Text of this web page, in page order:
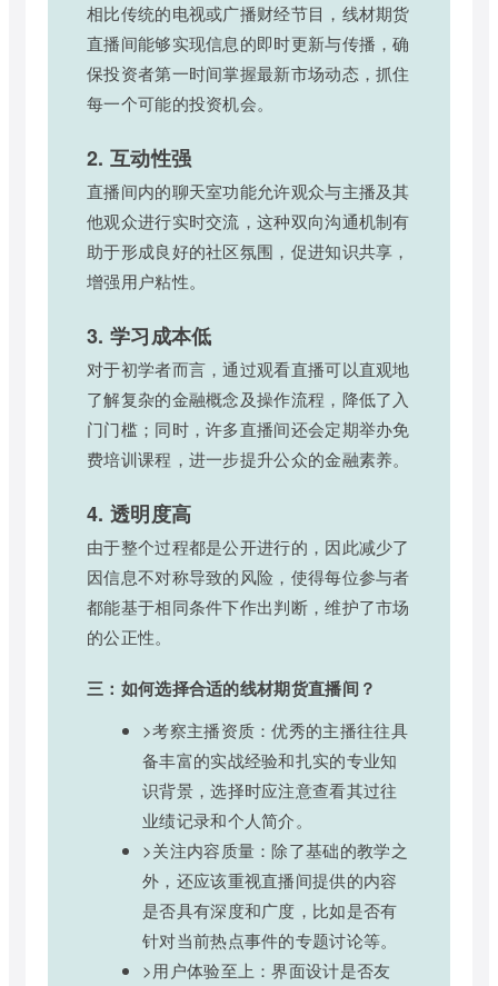
相比传统的电视或广播财经节目，线材期货
直播间能够实现信息的即时更新与传播，确
保投资者第一时间掌握最新市场动态，抓住
每一个可能的投资机会。
2. 互动性强
直播间内的聊天室功能允许观众与主播及其
他观众进行实时交流，这种双向沟通机制有
助于形成良好的社区氛围，促进知识共享，
增强用户粘性。
3. 学习成本低
对于初学者而言，通过观看直播可以直观地
了解复杂的金融概念及操作流程，降低了入
门门槛；同时，许多直播间还会定期举办免
费培训课程，进一步提升公众的金融素养。
4. 透明度高
由于整个过程都是公开进行的，因此减少了
因信息不对称导致的风险，使得每位参与者
都能基于相同条件下作出判断，维护了市场
的公正性。
三：如何选择合适的线材期货直播间？
>考察主播资质：优秀的主播往往具
备丰富的实战经验和扎实的专业知
识背景，选择时应注意查看其过往
业绩记录和个人简介。
>关注内容质量：除了基础的教学之
外，还应该重视直播间提供的内容
是否具有深度和广度，比如是否有
针对当前热点事件的专题讨论等。
>用户体验至上：界面设计是否友